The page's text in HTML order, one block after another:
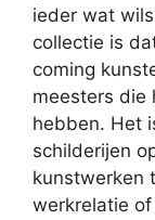
ieder wat
collectie is
coming
meesters die
hebben. Het
schilderijen
kunstwerken
werkrelatie